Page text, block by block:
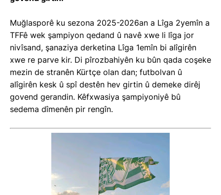
Muğlasporê ku sezona 2025-2026an a Lîga 2yemîn a
TFFê wek şampiyon qedand û navê xwe li lîga jor
nivîsand, şanaziya derketina Lîga 1emîn bi alîgirên
xwe re parve kir. Di pîrozbahiyên ku bûn qada coşeke
mezin de stranên Kürtçe olan dan; futbolvan û
alîgirên kesk û spî destên hev girtin û demeke dirêj
govend gerandin. Kêfxwasiya şampiyoniyê bû
sedema dîmenên pir rengîn.